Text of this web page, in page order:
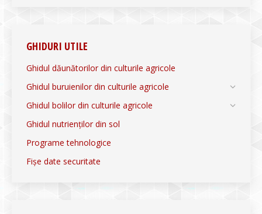
GHIDURI UTILE
Ghidul dăunătorilor din culturile agricole
Ghidul buruienilor din culturile agricole
Ghidul bolilor din culturile agricole
Ghidul nutrienților din sol
Programe tehnologice
Fișe date securitate